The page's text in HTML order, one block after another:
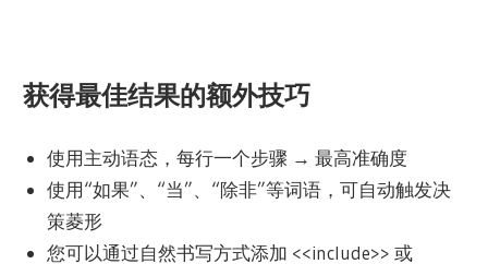
获得最佳结果的额外技巧
使用主动语态，每行一个步骤 → 最高准确度
使用“如果”、“当”、“除非”等词语，可自动触发决
策菱形
您可以通过自然书写方式添加 <<include>> 或